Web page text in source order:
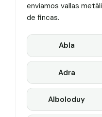
enviamos vallas
de fincas.
Abla
Adra
Alboloduy